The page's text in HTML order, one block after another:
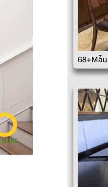
68+Mẫu